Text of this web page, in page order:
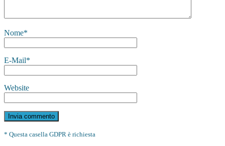
Nome*
E-Mail*
Website
* Questa casella GDPR è richiesta